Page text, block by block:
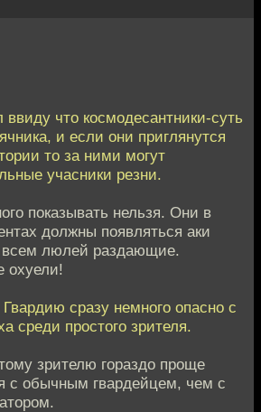
что космодесантники-суть
и если они приглянутся
то за ними могут
учасники резни.
показывать нельзя. Они в
должны появляться аки
всем люлей раздающие.
охуели!
сразу немного опасно с
среди простого зрителя.
зрителю гораздо проще
с обычным гвардейцем, чем с